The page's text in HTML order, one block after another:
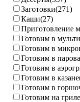
Заготовки(271)
Каши(27)
Приготовление
Готовим в
Готовим в
Готовим в
Готовим в
Готовим в
Готовим в
Готовим на